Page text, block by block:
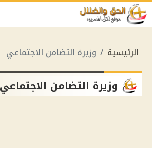
الرئيسية وزيرة التضامن الاجتماعي
وزيرة التضامن الاجتماعي